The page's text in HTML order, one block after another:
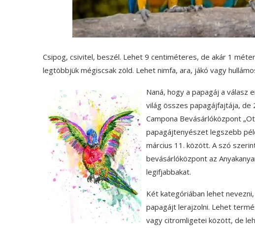
Csipog, csivitel, beszél. Lehet 9 centiméteres, de akár 1
legtöbbjük mégiscsak zöld. Lehet nimfa, ara, jákó vagy
Naná, hogy a papagáj a
világ összes papagájfajtája, de
Campona Bevásárlóközpont
papagájtenyészet legszebb
március 11. között. A szó
bevásárlóközpont az
legifjabbakat.
Két kategóriában lehet
papagájt lerajzolni. Lehet
vagy citromligetei között, de